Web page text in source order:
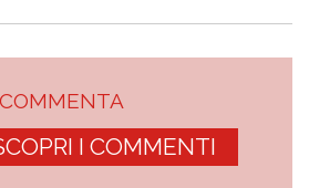
COMMENTA
I COMMENTI